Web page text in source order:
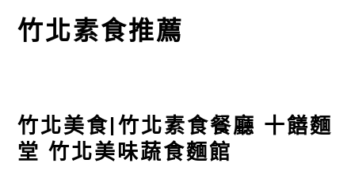
竹北素食推薦
竹北美食|竹北素食餐廳 十饍麵
堂 竹北美味蔬食麵館